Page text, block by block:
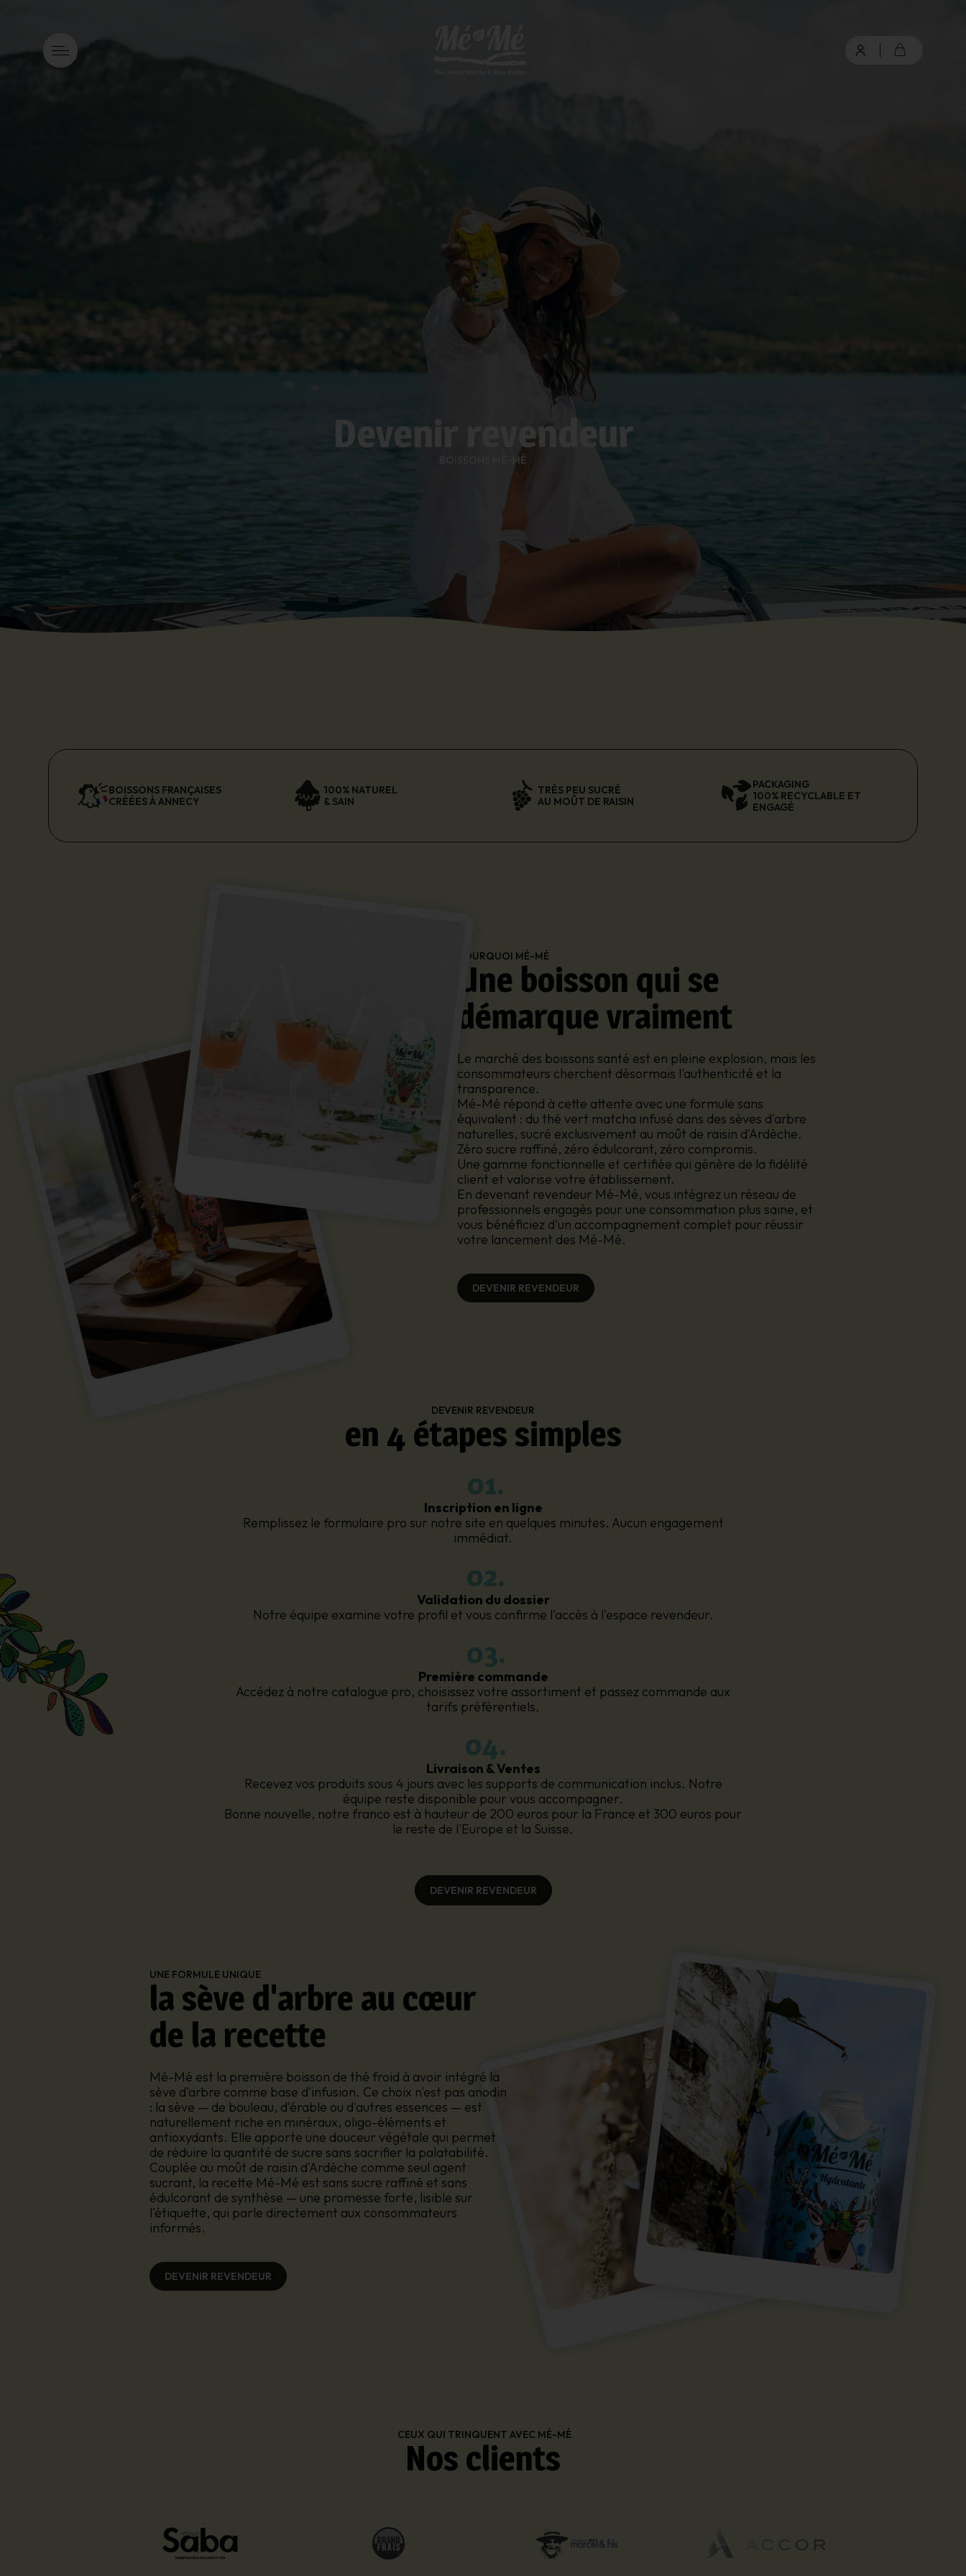
Devenir revendeur
BOISSONS MÉ-MÉ
BOISSONS FRANÇAISES
CRÉÉES À ANNECY
100% NATUREL
& SAIN
TRÈS PEU SUCRÉ
AU MOÛT DE RAISIN
PACKAGING
100% RECYCLABLE ET
ENGAGÉ
POURQUOI MÉ-MÉ
Une boisson qui se
démarque vraiment
Le marché des boissons santé est en pleine explosion, mais les
consommateurs cherchent désormais l'authenticité et la
transparence.
Mé-Mé répond à cette attente avec une formule sans
équivalent : du thé vert matcha infusé dans des sèves d'arbre
naturelles, sucré exclusivement au moût de raisin d'Ardèche.
Zéro sucre raffiné, zéro édulcorant, zéro compromis.
Une gamme fonctionnelle et certifiée qui génère de la fidélité
client et valorise votre établissement.
En devenant revendeur Mé-Mé, vous intégrez un réseau de
professionnels engagés pour une consommation plus saine, et
vous bénéficiez d'un accompagnement complet pour réussir
votre lancement des Mé-Mé.
DEVENIR REVENDEUR
DEVENIR REVENDEUR
en 4 étapes simples
01.
Inscription en ligne
Remplissez le formulaire pro sur notre site en quelques minutes. Aucun engagement
immédiat.
02.
Validation du dossier
Notre équipe examine votre profil et vous confirme l'accès à l'espace revendeur.
03.
Première commande
Accédez à notre catalogue pro, choisissez votre assortiment et passez commande aux
tarifs préférentiels.
04.
Livraison & Ventes
Recevez vos produits sous 4 jours avec les supports de communication inclus. Notre
équipe reste disponible pour vous accompagner.
Bonne nouvelle, notre franco est à hauteur de 200 euros pour la France et 300 euros pour
le reste de l'Europe et la Suisse.
DEVENIR REVENDEUR
UNE FORMULE UNIQUE
la sève d'arbre au cœur
de la recette
Mé-Mé est la première boisson de thé froid à avoir intégré la
sève d'arbre comme base d'infusion. Ce choix n'est pas anodin
: la sève — de bouleau, d'érable ou d'autres essences — est
naturellement riche en minéraux, oligo-éléments et
antioxydants. Elle apporte une douceur végétale qui permet
de réduire la quantité de sucre sans sacrifier la palatabilité.
Couplée au moût de raisin d'Ardèche comme seul agent
sucrant, la recette Mé-Mé est sans sucre raffiné et sans
édulcorant de synthèse — une promesse forte, lisible sur
l'étiquette, qui parle directement aux consommateurs
informés.
DEVENIR REVENDEUR
CEUX QUI TRINQUENT AVEC MÉ-MÉ
Nos clients